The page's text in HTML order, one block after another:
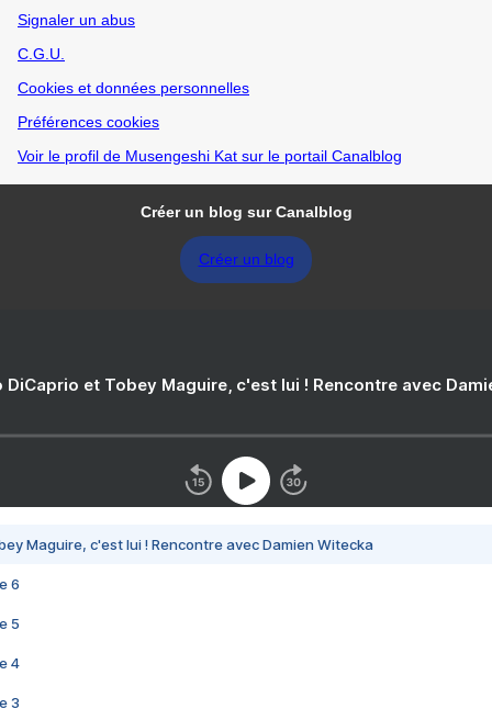
Signaler un abus
C.G.U.
Cookies et données personnelles
Préférences cookies
Voir le profil de Musengeshi Kat sur le portail Canalblog
Créer un blog sur Canalblog
Créer un blog
DiCaprio et Tobey Maguire, c'est lui ! Rencontre avec
Maguire, c'est lui ! Rencontre avec Damien Witecka
6
5
4
3